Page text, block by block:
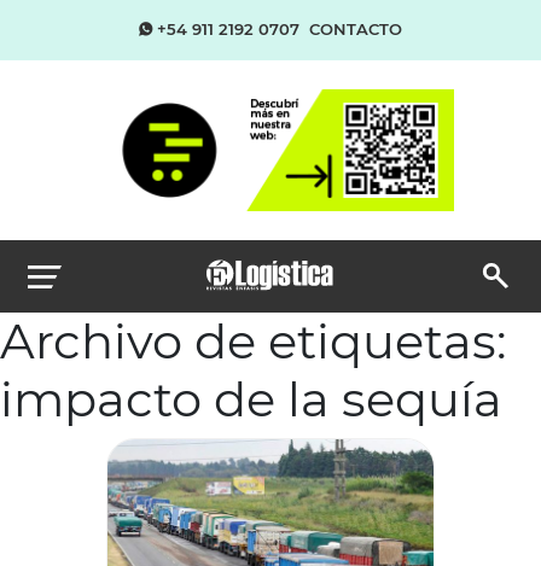
+54 911 2192 0707 CONTACTO
Archivo de etiquetas:
impacto de la sequía